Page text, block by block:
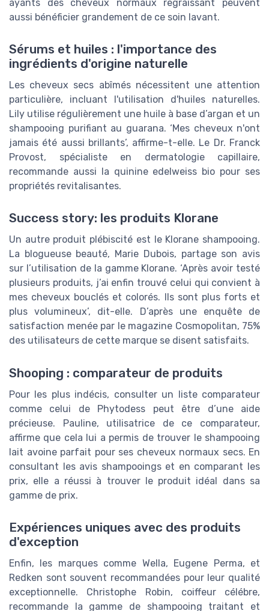
ayants des cheveux normaux regraissant peuvent
aussi bénéficier grandement de ce soin lavant.
Sérums et huiles : l'importance des
ingrédients d'origine naturelle
Les cheveux secs abîmés nécessitent une attention
particulière, incluant l'utilisation d'huiles naturelles.
Lily utilise régulièrement une huile à base d’argan et un
shampooing purifiant au guarana. ‘Mes cheveux n'ont
jamais été aussi brillants’, affirme-t-elle. Le Dr. Franck
Provost, spécialiste en dermatologie capillaire,
recommande aussi la quinine edelweiss bio pour ses
propriétés revitalisantes.
Success story: les produits Klorane
Un autre produit plébiscité est le Klorane shampooing.
La blogueuse beauté, Marie Dubois, partage son avis
sur l’utilisation de la gamme Klorane. ‘Après avoir testé
plusieurs produits, j’ai enfin trouvé celui qui convient à
mes cheveux bouclés et colorés. Ils sont plus forts et
plus volumineux’, dit-elle. D’après une enquête de
satisfaction menée par le magazine Cosmopolitan, 75%
des utilisateurs de cette marque se disent satisfaits.
Shooping : comparateur de produits
Pour les plus indécis, consulter un liste comparateur
comme celui de Phytodess peut être d’une aide
précieuse. Pauline, utilisatrice de ce comparateur,
affirme que cela lui a permis de trouver le shampooing
lait avoine parfait pour ses cheveux normaux secs. En
consultant les avis shampooings et en comparant les
prix, elle a réussi à trouver le produit idéal dans sa
gamme de prix.
Expériences uniques avec des produits
d'exception
Enfin, les marques comme Wella, Eugene Perma, et
Redken sont souvent recommandées pour leur qualité
exceptionnelle. Christophe Robin, coiffeur célébre,
recommande la gamme de shampooing traitant et